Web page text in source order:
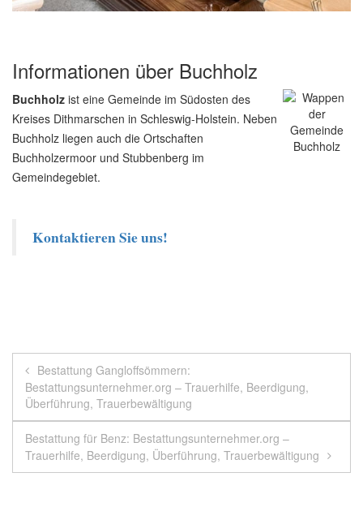
Informationen über Buchholz
Buchholz ist eine Gemeinde im Südosten des
Kreises Dithmarschen in Schleswig-Holstein. Neben
Buchholz liegen auch die Ortschaften
Buchholzermoor und Stubbenberg im
Gemeindegebiet.
Kontaktieren Sie uns!
Beitragsnavigation
Bestattung Gangloffsömmern:
Bestattungsunternehmer.org – Trauerhilfe, Beerdigung,
Überführung, Trauerbewältigung
Bestattung für Benz: Bestattungsunternehmer.org –
Trauerhilfe, Beerdigung, Überführung, Trauerbewältigung